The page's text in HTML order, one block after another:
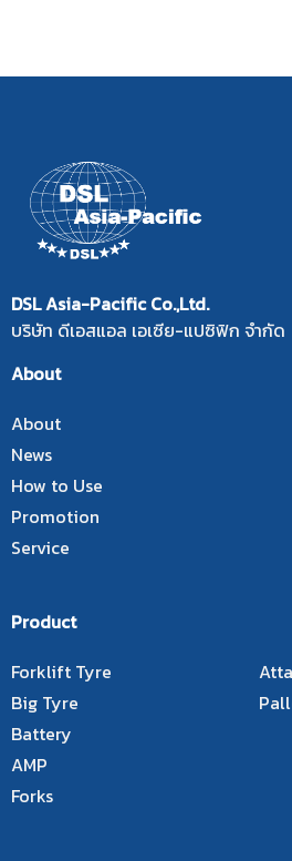
DSL Asia-Pacific Co.,Ltd.
บริษัท ดีเอสแอล เอเซีย-แปซิฟิก จำกัด
About
About
News
How to Use
Promotion
Service
Product
Forklift Tyre
Big Tyre
Battery
AMP
Forks